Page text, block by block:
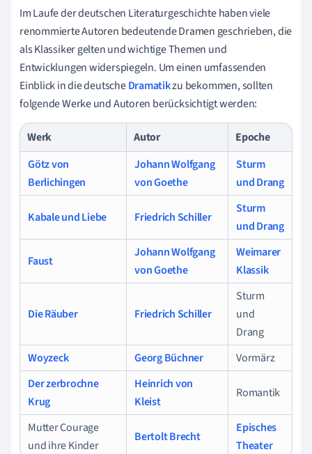
Im Laufe der deutschen Literaturgeschichte haben viele
renommierte Autoren bedeutende Dramen geschrieben, die
als Klassiker gelten und wichtige Themen und
Entwicklungen widerspiegeln. Um einen umfassenden
Einblick in die deutscheDramatikzu bekommen, sollten
folgende Werke und Autoren berücksichtigt werden:
Werk Autor
Epoche
Götz von
Berlichingen
Johann Wolfgang
von Goethe
Sturm
und Drang
Kabale und Liebe Friedrich Schiller
Sturm
und Drang
Faust
Johann Wolfgang
von Goethe
Weimarer
Klassik
Die Räuber Friedrich Schiller
Sturm
und
Drang
Woyzeck
Georg Büchner
Vormärz
Der zerbrochne
Krug
Heinrich von
Kleist
Romantik
Mutter Courage
und ihre Kinder
Bertolt Brecht
Episches
Theater